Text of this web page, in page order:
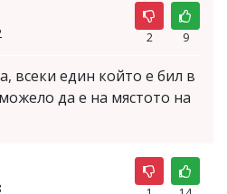
2 9
всеки един който е бил в
да е на мястото на